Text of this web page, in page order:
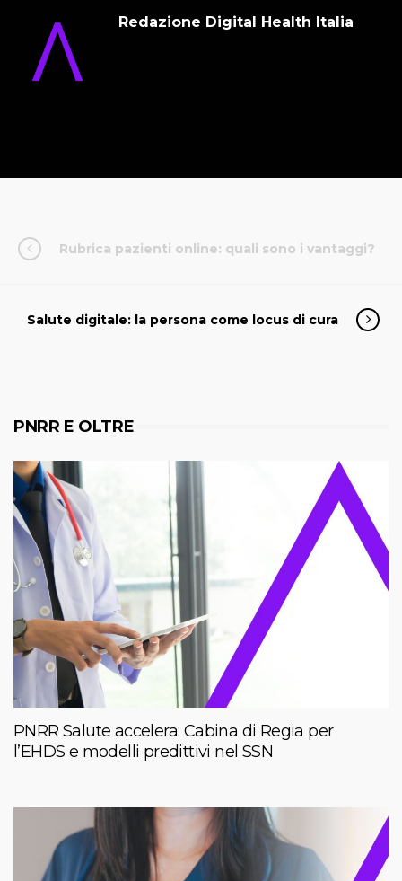
Redazione Digital Health Italia
Rubrica pazienti online: quali sono i vantaggi?
Salute digitale: la persona come locus di cura
PNRR E OLTRE
PNRR Salute accelera: Cabina di Regia per
l’EHDS e modelli predittivi nel SSN